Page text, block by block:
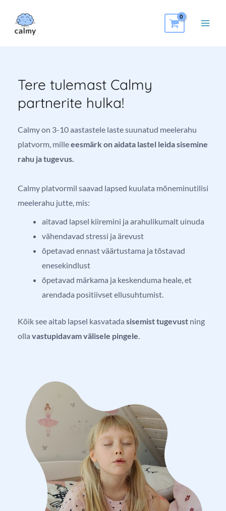
Tere tulemast Calmy
partnerite hulka!
Calmy on 3-10 aastastele laste suunatud meelerahu
platvorm, milleeesmärk on aidata lastel leida sisemine
rahu ja tugevus.
Calmy platvormil saavad lapsed kuulata mõneminutilisi
meelerahu jutte, mis:
aitavad lapsel kiiremini ja arahulikumalt uinuda
vähendavad stressi ja ärevust
õpetavad ennast väärtustama ja tõstavad
enesekindlust
õpetavad märkama ja keskenduma heale, et
arendada positiivset ellusuhtumist.
Kõik see aitab lapsel kasvatada sisemist tugevustning
olla vastupidavam välisele pingele.